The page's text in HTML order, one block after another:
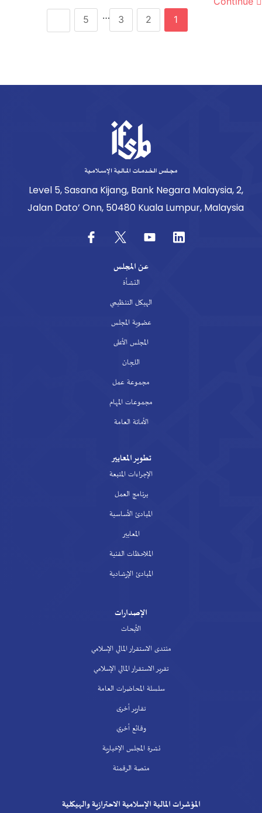
1
2
3
…
5
Level 5, Sasana Kijang, Bank Negara Malaysia, 2,
Jalan Dato’ Onn, 50480 Kuala Lumpur, Malaysia
عن المجلس
النشأة
الهيكل التنظيمي
عضوية المجلس
المجلس الأعلى
اللجان
مجموعة عمل
مجموعات المهام
الأمانة العامة
تطوير المعايير
الإجراءات المتبعة
برنامج العمل
المبادئ الأساسية
المعايير
الملاحظات الفنية
المبادئ الإرشادية
الإصدارات
الأبحاث
منتدى الاستقرار المالي الإسلامي
تقرير الاستقرار المالي الإسلامي
سلسلة المحاضرات العامة
تقارير أخرى
وقائع أخري
نشرة المجلس الإخبارية
منصة الرقمنة
المؤشرات المالية الإسلامية الاحترازية والهيكلية